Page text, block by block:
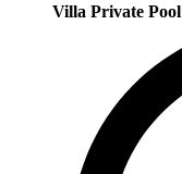
Villa Private Pool